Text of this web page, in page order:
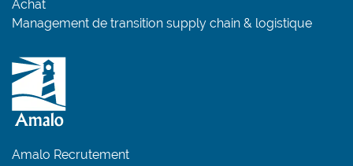
Achat
Management de transition supply chain & logistique
Amalo Recrutement